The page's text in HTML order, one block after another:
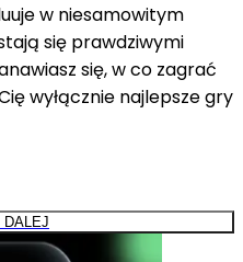
w niesamowitym
się prawdziwymi
się, w co zagrać
wyłącznie najlepsze gry
DALEJ